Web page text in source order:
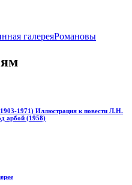
галереяРомановы
1971) Иллюстрация к повести Л.Н.
арбой (1958)